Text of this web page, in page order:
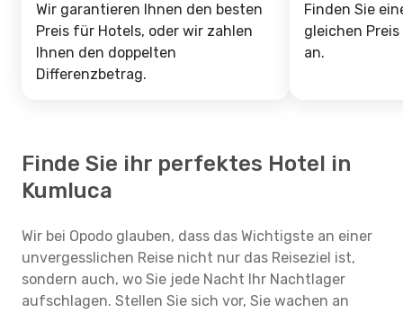
Wir garantieren Ihnen den besten
Preis für Hotels, oder wir zahlen
Ihnen den doppelten
Differenzbetrag.
Finden Sie
gleichen
an.
Finde Sie ihr perfektes Hotel in
Kumluca
Wir bei Opodo glauben, dass das Wichtigste an einer
unvergesslichen Reise nicht nur das Reiseziel ist,
sondern auch, wo Sie jede Nacht Ihr Nachtlager
aufschlagen. Stellen Sie sich vor, Sie wachen an